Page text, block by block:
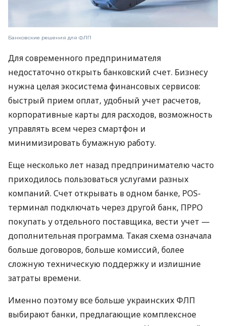
Банковские решения для ФЛП
Для современного предпринимателя
недостаточно открыть банковский счет. Бизнесу
нужна целая экосистема финансовых сервисов:
быстрый прием оплат, удобный учет расчетов,
корпоративные карты для расходов, возможность
управлять всем через смартфон и
минимизировать бумажную работу.
Еще несколько лет назад предпринимателю часто
приходилось пользоваться услугами разных
компаний. Счет открывать в одном банке, POS-
терминал подключать через другой банк, ПРРО
покупать у отдельного поставщика, вести учет —
дополнительная программа. Такая схема означала
больше договоров, больше комиссий, более
сложную техническую поддержку и излишние
затраты времени.
Именно поэтому все больше украинских ФЛП
выбирают банки, предлагающие комплексное